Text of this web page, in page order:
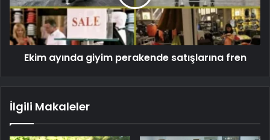
Ekim ayında giyim perakende satışlarına fren
İlgili Makaleler